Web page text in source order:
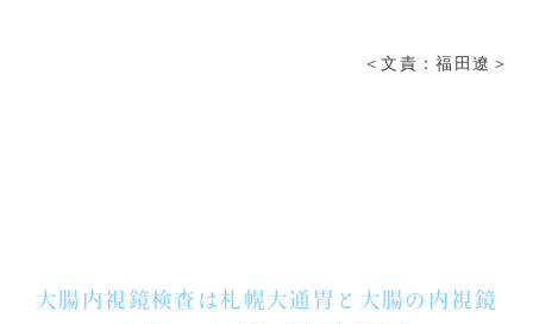
＜文責：福田遼＞
大腸内視鏡検査は札幌大通胃と大腸の内視鏡